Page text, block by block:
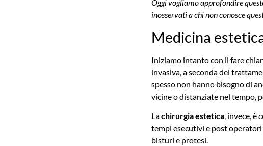
Oggi vogliamo approfondire
inosservati a chi non conosce
Medicina
Iniziamo intanto con il fare
invasiva, a seconda del
spesso non hanno bisogno di
vicine o distanziate nel tempo,
Lachirurgia estetica, invece, è
tempi esecutivi e post
bisturi e protesi.